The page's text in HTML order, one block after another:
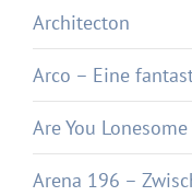
Architecton
Arco – Eine
Are You
Arena 196 –